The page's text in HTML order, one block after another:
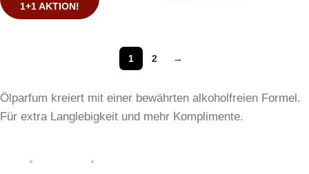
1+1 AKTION!
1 2 →
Ölparfum kreiert mit einer bewährten alkoholfreien Formel.
Für extra Langlebigkeit und mehr Komplimente.